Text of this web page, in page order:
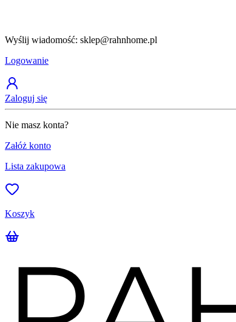
Wyślij wiadomość: sklep@rahnhome.pl
Logowanie
Zaloguj się
Nie masz konta?
Załóż konto
Lista zakupowa
Koszyk